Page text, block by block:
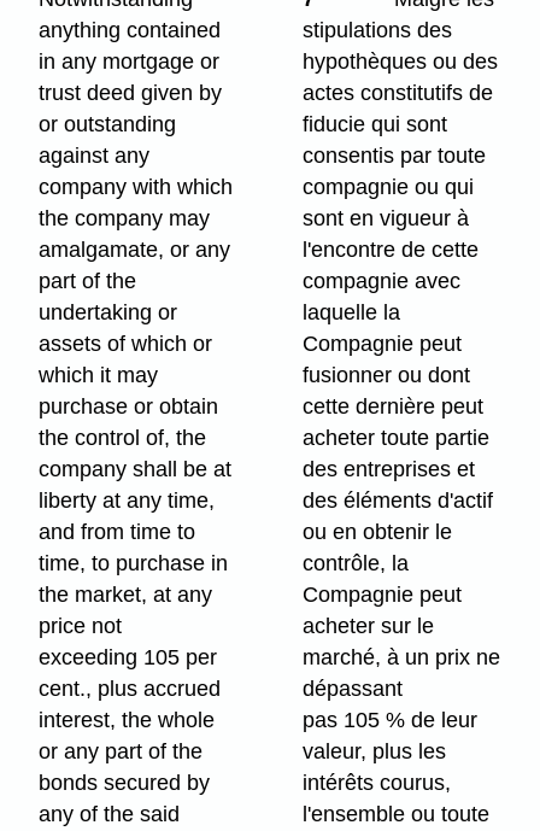
anything contained
in any mortgage or
trust deed given by
or outstanding
against any
company with which
the company may
amalgamate, or any
part of the
undertaking or
assets of which or
which it may
purchase or obtain
the control of, the
company shall be at
liberty at any time,
and from time to
time, to purchase in
the market, at any
price not
exceeding 105 per
cent., plus accrued
interest, the whole
or any part of the
bonds secured by
any of the said
stipulations des
hypothèques ou des
actes constitutifs de
fiducie qui sont
consentis par toute
compagnie ou qui
sont en vigueur à
l'encontre de cette
compagnie avec
laquelle la
Compagnie peut
fusionner ou dont
cette dernière peut
acheter toute partie
des entreprises et
des éléments d'actif
ou en obtenir le
contrôle, la
Compagnie peut
acheter sur le
marché, à un prix ne
dépassant
pas 105 % de leur
valeur, plus les
intérêts courus,
l'ensemble ou toute